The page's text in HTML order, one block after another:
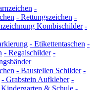
-
- Rettungszeichen -
Kombischilder -
- Etikettentaschen -
- Regalschilder -
- Baustellen Schilder -
- Grabstein Aufkleber -
Kindergarten & Schule -